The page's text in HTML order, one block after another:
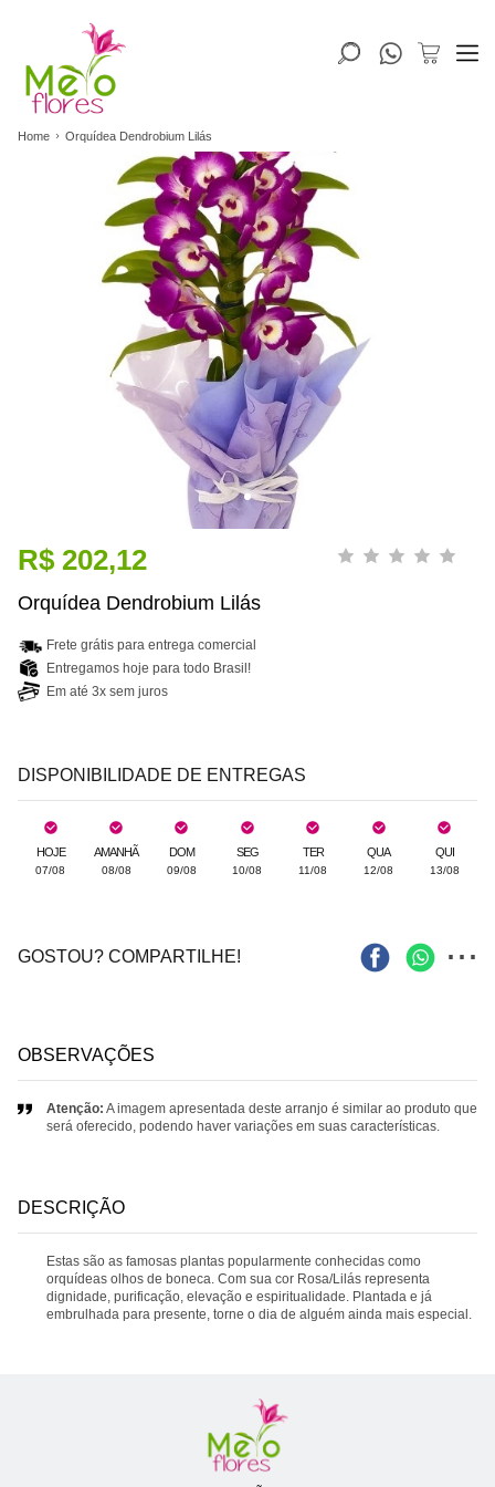
Home Orquídea Dendrobium Lilás
R$ 202,12
Orquídea Dendrobium Lilás
Frete grátis para entrega comercial
Entregamos hoje para todo Brasil!
Em até 3x sem juros
DISPONIBILIDADE DE ENTREGAS
HOJE
07/08
AMANHÃ
08/08
DOM
09/08
SEG
10/08
TER
11/08
QUA
12/08
QUI
13/08
GOSTOU? COMPARTILHE! ...
OBSERVAÇÕES
Atenção: A imagem apresentada deste arranjo é similar ao produto que
será oferecido, podendo haver variações em suas características.
DESCRIÇÃO
Estas são as famosas plantas popularmente conhecidas como
orquídeas olhos de boneca. Com sua cor Rosa/Lilás representa
dignidade, purificação, elevação e espiritualidade. Plantada e já
embrulhada para presente, torne o dia de alguém ainda mais especial.